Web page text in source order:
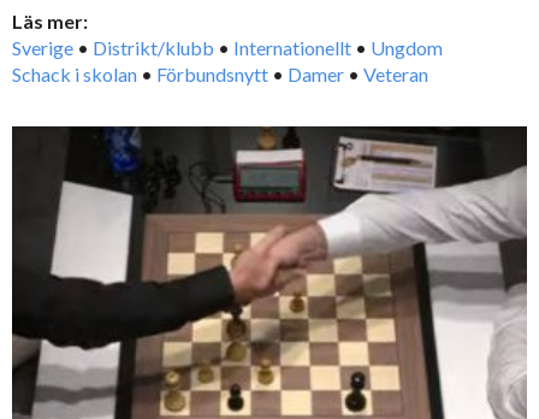
Läs mer:
Sverige • Distrikt/klubb • Internationellt • Ungdom
Schack i skolan • Förbundsnytt • Damer • Veteran